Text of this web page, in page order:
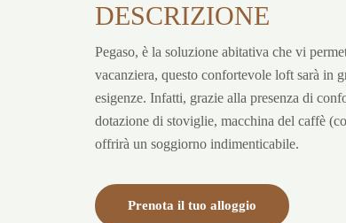
DESCRIZIONE
Pegaso, è la soluzione abitativa che vi
vacanziera, questo confortevole loft sarà in
esigenze. Infatti, grazie alla presenza di
dotazione di stoviglie, macchina del caffè
offrirà un soggiorno indimenticabile.
Prenota il tuo alloggio